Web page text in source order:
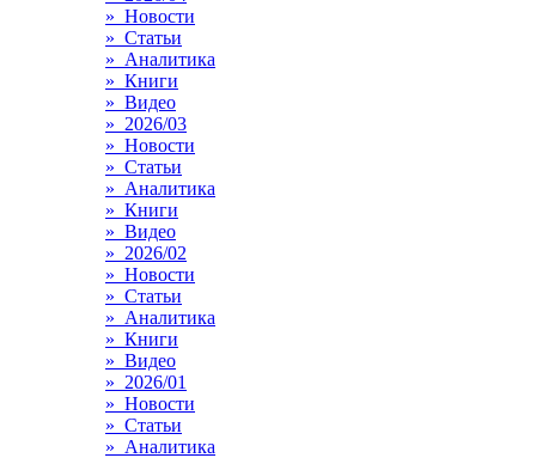
» Новости
» Статьи
» Аналитика
» Книги
» Видео
» 2026/03
» Новости
» Статьи
» Аналитика
» Книги
» Видео
» 2026/02
» Новости
» Статьи
» Аналитика
» Книги
» Видео
» 2026/01
» Новости
» Статьи
» Аналитика